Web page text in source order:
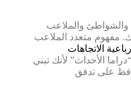
والشواطئ والملاعب
مفهوم متعدد الملاعب
الاتجاهات
الأحداث” لأنك تبني
على تدفق